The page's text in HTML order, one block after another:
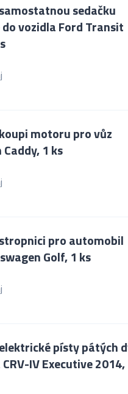
sedačku
vozidla Ford Transit
motoru pro vůz
1 ks
pro automobil
Golf, 1 ks
písty pátých
IV Executive 2014,